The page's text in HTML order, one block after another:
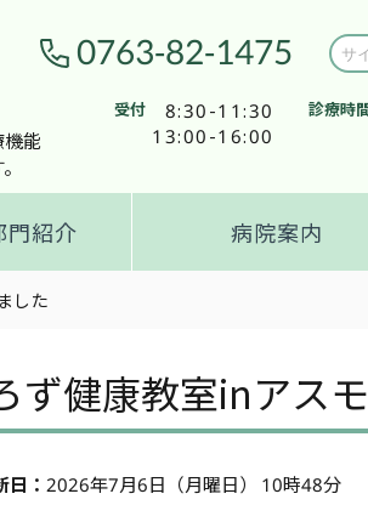
0763-82-1475
受付
8:30-11:30
13:00-16:00
診療時
能
門紹介 病院案内
した
ず健康教室inアス
日： 2026年7月6日（月曜日） 10時48分